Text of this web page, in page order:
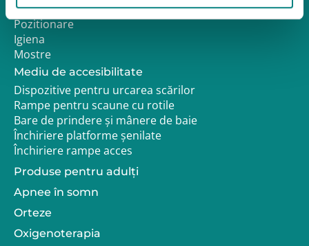
Reabilitare
Pozitionare
Igiena
Mostre
Mediu de accesibilitate
Dispozitive pentru urcarea scărilor
Rampe pentru scaune cu rotile
Bare de prindere și mânere de baie
Închiriere platforme șenilate
Închiriere rampe acces
Produse pentru adulţi
Apnee în somn
Orteze
Oxigenoterapia